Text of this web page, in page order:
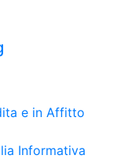
Informativa